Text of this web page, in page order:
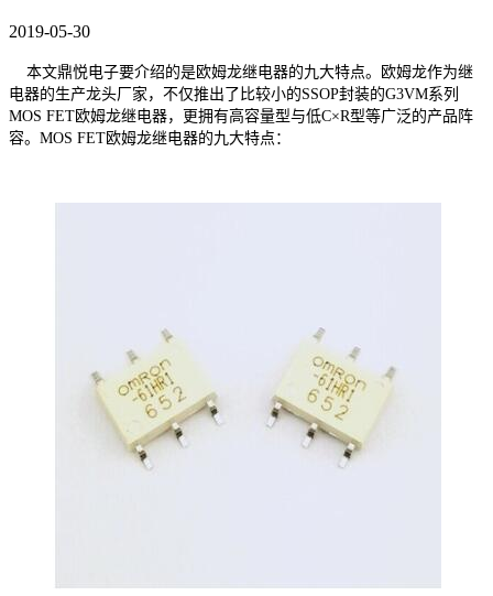
2019-05-30
本文鼎悦电子要介绍的是欧姆龙继电器的九大特点。欧姆龙作为继
电器的生产龙头厂家，不仅推出了比较小的SSOP封装的G3VM系列
MOS FET欧姆龙继电器，更拥有高容量型与低C×R型等广泛的产品阵
容。MOS FET欧姆龙继电器的九大特点：